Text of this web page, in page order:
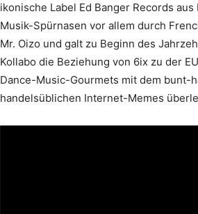
ikonische Label Ed Banger Records
Musik-Spürnasen vor allem durch
Mr. Oizo und galt zu Beginn des
Kollabo die Beziehung von 6ix zu der
Dance-Music-Gourmets mit dem bunt-
handelsüblichen Internet-Memes